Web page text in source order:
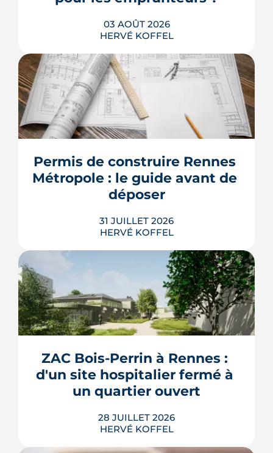
03 AOÛT 2026
HERVÉ KOFFEL
Les taux de crédit se sont stabilisés cet
été, mais au-dessus de leur niveau du
printemps. À Rennes, la hausse des prix
resserrent le budget des acheteurs à la
rentrée 2026.
LIRE L'ARTICLE
Permis de construire Rennes
Métropole : le guide avant de
déposer
31 JUILLET 2026
HERVÉ KOFFEL
Construire, agrandir ou surélever à
Rennes Métropole ne s'improvise pas :
entre seuils de surface, PLUi des 43
communes et secteurs patrimoniaux, le
premier coup de crayon. Ce guide
passe en revue les cas où le permis
s'impose, le dépôt en ligne et les délai...
LIRE L'ARTICLE
ZAC Bois-Perrin à Rennes :
d'un site hospitalier fermé à
un quartier ouvert
28 JUILLET 2026
HERVÉ KOFFEL